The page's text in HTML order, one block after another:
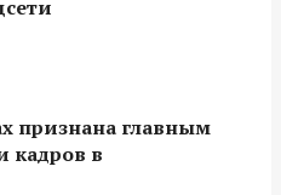
признана главным
кадров в